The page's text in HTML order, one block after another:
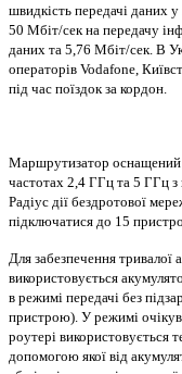
швидкість передачі даних
50 Мбіт/сек на передачу
даних та 5,76 Мбіт/сек. В
операторів Vodafone,
під час поїздок за кордон.
Маршрутизатор
частотах 2,4 ГГц та 5 ГГц
Радіус дії бездротової
підключатися до 15
Для забезпечення тривалої
використовується
в режимі передачі без
пристрою). У режимі
роутері використовується
допомогою якої від